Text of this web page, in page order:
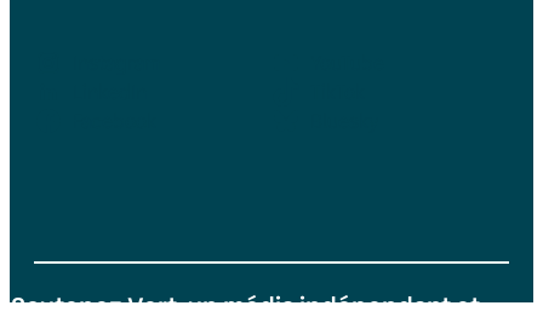
Soutenez Vert, un média indépendant et